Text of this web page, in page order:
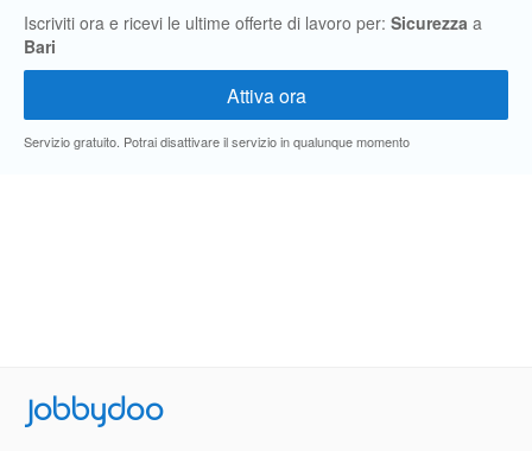
Iscriviti ora e ricevi le ultime offerte di lavoro per: Sicurezza a
Bari
Servizio gratuito. Potrai disattivare il servizio in qualunque momento
Jobbydoo